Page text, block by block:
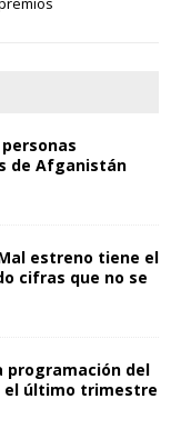
de Afganistán
estreno tiene el
cifras que no se
programación del
el último trimestre